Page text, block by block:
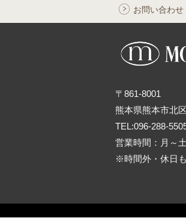
お問い合わせ
〒861-8001
熊本県熊本市北
TEL:096-288-
営業時間：月～
※時間外・休日